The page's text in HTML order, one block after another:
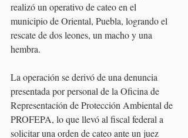
realizó un operativo de cateo en el
municipio de Oriental, Puebla, logrando el
rescate de dos leones, un macho y una
hembra.
La operación se derivó de una denuncia
presentada por personal de la Oficina de
Representación de Protección Ambiental de
PROFEPA, lo que llevó al fiscal federal a
solicitar una orden de cateo ante un juez